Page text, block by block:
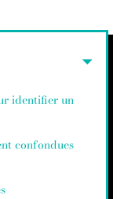
identifier un
confondues